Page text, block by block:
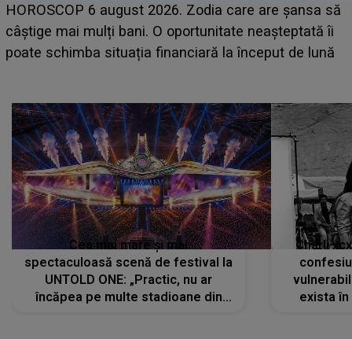
LINE-UP UNTOLD ONE, prima zi. Cine sunt artiștii
care deschid festivalul și de la ce ore au loc cele mai
așteptate concerte pe scena principală?
Cea mai mare și mai
spectaculoasă scenă de festival la
UNTOLD ONE: „Practic, nu ar
încăpea pe multe stadioane din
Charli
exista